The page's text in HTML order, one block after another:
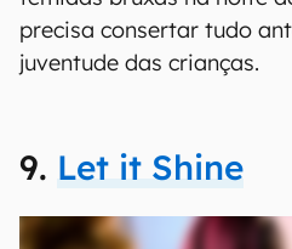
precisa consertar tudo
juventude das crianças.
9. Let it Shine